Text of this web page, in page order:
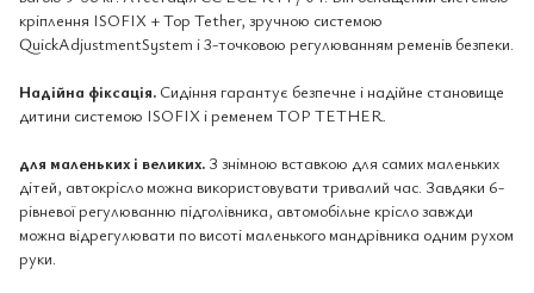
кріплення ISOFIX + Top Tether, зручною системою
QuickAdjustmentSystem і 3-точковою регулюванням ременів безпеки.
Надійна фіксація. Сидіння гарантує безпечне і надійне становище
дитини системою ISOFIX і ременем TOP TETHER.
для маленьких і великих. З знімною вставкою для самих маленьких
дітей, автокрісло можна використовувати тривалий час. Завдяки 6-
рівневої регулюванню підголівника, автомобільне крісло завжди
можна відрегулювати по висоті маленького мандрівника одним рухом
руки.